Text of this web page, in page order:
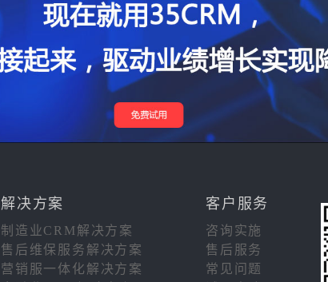
解决方案 客户服务
制造业CRM解决方案
咨询实施
售后维保服务解决方案
售后服务
营销服一体化解决方案
常见问题